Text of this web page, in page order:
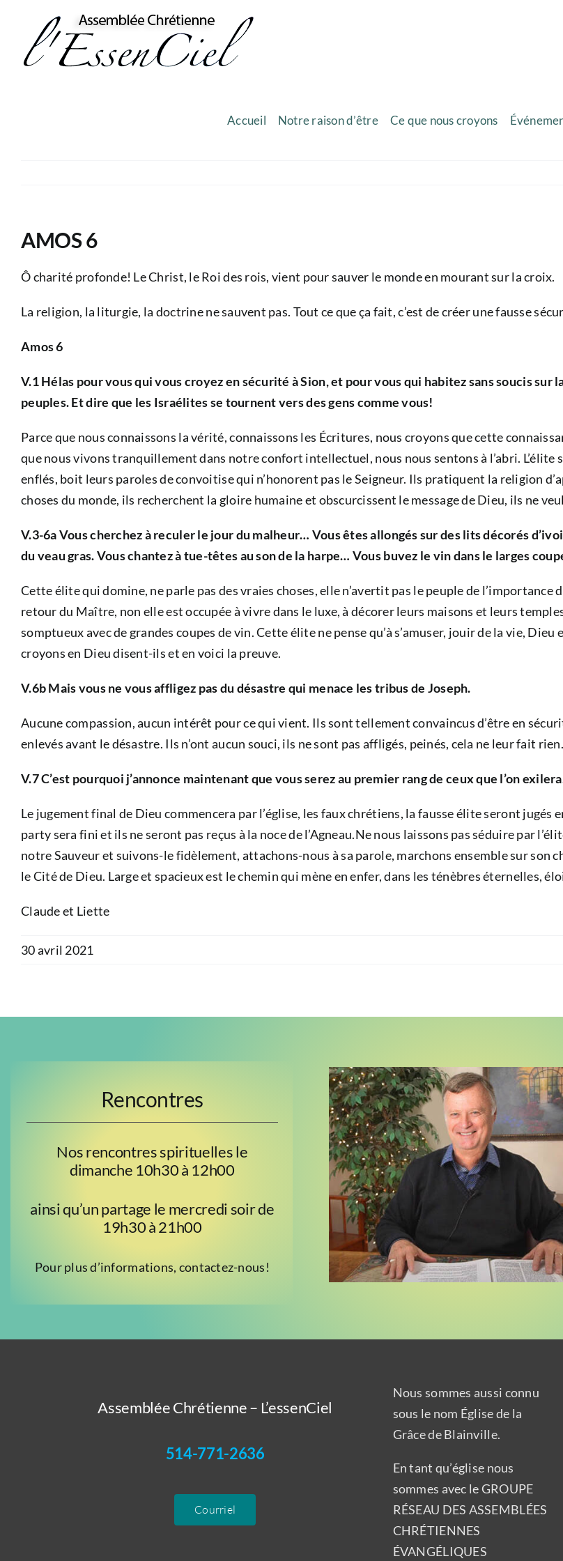
content
Accueil Notre raison d’être Ce que nous croyons
AMOS 6
Ô charité profonde! Le Christ, le Roi des rois, vient pour sauver le monde en mourant sur la croix.
La religion, la liturgie, la doctrine ne sauvent pas. Tout ce que ça fait, c’est de créer une fausse
Amos 6
V.1 Hélas pour vous qui vous croyez en sécurité à Sion, et pour vous qui habitez sans soucis
peuples. Et dire que les Israélites se tournent vers des gens comme vous!
Parce que nous connaissons la vérité, connaissons les Écritures, nous croyons que cette
que nous vivons tranquillement dans notre confort intellectuel, nous nous sentons à l’abri. L’élite
enflés, boit leurs paroles de convoitise qui n’honorent pas le Seigneur. Ils pratiquent la religion
choses du monde, ils recherchent la gloire humaine et obscurcissent le message de Dieu, ils ne
V.3-6a Vous cherchez à reculer le jour du malheur… Vous êtes allongés sur des lits décorés
du veau gras. Vous chantez à tue-têtes au son de la harpe… Vous buvez le vin dans le larges
Cette élite qui domine, ne parle pas des vraies choses, elle n’avertit pas le peuple de l’importance
retour du Maître, non elle est occupée à vivre dans le luxe, à décorer leurs maisons et leurs
somptueux avec de grandes coupes de vin. Cette élite ne pense qu’à s’amuser, jouir de la vie,
croyons en Dieu disent-ils et en voici la preuve.
V.6b Mais vous ne vous affligez pas du désastre qui menace les tribus de Joseph.
Aucune compassion, aucun intérêt pour ce qui vient. Ils sont tellement convaincus d’être en
enlevés avant le désastre. Ils n’ont aucun souci, ils ne sont pas affligés, peinés, cela ne leur fait rien.
V.7 C’est pourquoi j’annonce maintenant que vous serez au premier rang de ceux que l’on
Le jugement final de Dieu commencera par l’église, les faux chrétiens, la fausse élite seront
party sera fini et ils ne seront pas reçus à la noce de l’Agneau.Ne nous laissons pas séduire par
notre Sauveur et suivons-le fidèlement, attachons-nous à sa parole, marchons ensemble sur son
le Cité de Dieu. Large et spacieux est le chemin qui mène en enfer, dans les ténèbres éternelles,
Claude et Liette
30 avril 2021
Rencontres
Nos rencontres spirituelles le
dimanche 10h30 à 12h00
ainsi qu’un partage le mercredi soir de
19h30 à 21h00
Pour plus d’informations, contactez-nous!
Assemblée Chrétienne – L’essenCiel
514-771-2636
Courriel
Nous sommes aussi connu
sous le nom Église de la
Grâce de Blainville.
En tant qu’église nous
sommes avec le GROUPE
RÉSEAU DES ASSEMBLÉES
CHRÉTIENNES
ÉVANGÉLIQUES